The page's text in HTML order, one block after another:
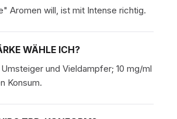
Aromen will, ist mit Intense richtig.
WÄHLE ICH?
und Vieldampfer; 10 mg/ml
Konsum.